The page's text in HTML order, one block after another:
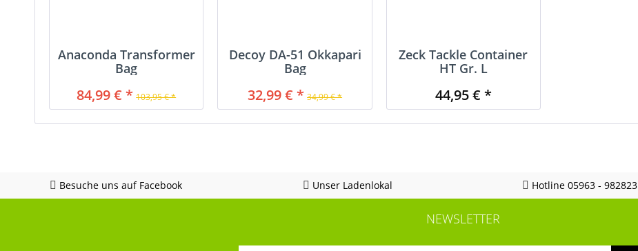
Anaconda Transformer
Bag
84,99 € * 103,95 € *
Decoy DA-51 Okkapari
Bag
32,99 € * 34,99 € *
Zeck Tackle Container
HT Gr. L
44,95 € *
Besuche uns auf Facebook Unser Ladenlokal Hotline 05963 - 982823
NEWSLETTER